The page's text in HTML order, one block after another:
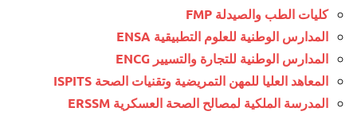
كليات الطب والصيدلة FMP
المدارس الوطنية للعلوم التطبيقية ENSA
المدارس الوطنية للتجارة والتسيير ENCG
المعاهد العليا للمهن التمريضية وتقنيات الصحة ISPITS
المدرسة الملكية لمصالح الصحة العسكرية ERSSM